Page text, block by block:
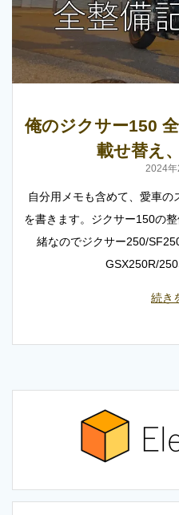
俺のジクサー150
載せ替え
2024
自分用メモも含めて、愛車
を書きます。ジクサー150の
緒なのでジクサー250/
GSX250R/
続き